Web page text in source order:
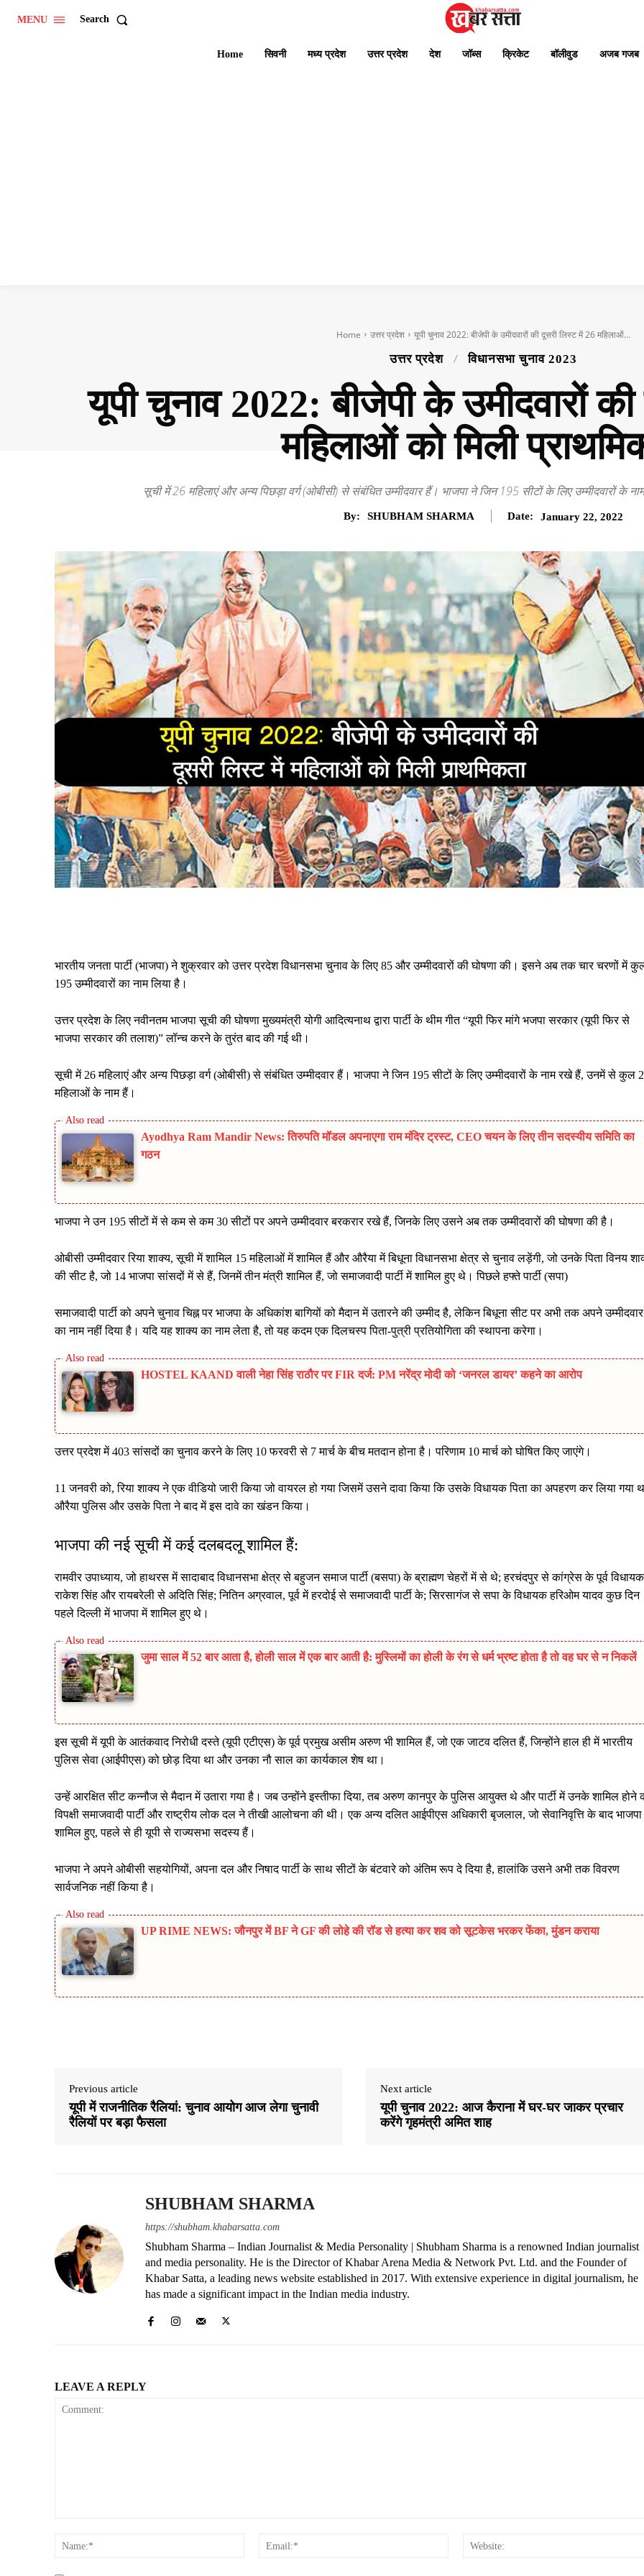
MENU Search
Home सिवनी मध्य प्रदेश उत्तर प्रदेश देश जॉब्स क्रिकेट बॉलीवुड अजब गजब
Home उत्तर प्रदेश यूपी चुनाव 2022: बीजेपी के उमीदवारों की दूसरी लिस्ट में 26 महिलाओं...
उत्तर प्रदेश विधानसभा चुनाव 2023
यूपी चुनाव 2022: बीजेपी के उमीदवारों
महिलाओं को मिली
सूची में 26 महिलाएं और अन्य पिछड़ा वर्ग (ओबीसी) से संबंधित उम्मीदवार हैं। भाजपा ने जिन 195 सीटों के लिए उम्मीदवारों
By: SHUBHAM SHARMA Date: January 22, 2022
भारतीय जनता पार्टी (भाजपा) ने शुक्रवार को उत्तर प्रदेश विधानसभा चुनाव के लिए 85 और उम्मीदवारों की घोषणा की। इसने अब तक चार चरणों में
195 उम्मीदवारों का नाम लिया है।
उत्तर प्रदेश के लिए नवीनतम भाजपा सूची की घोषणा मुख्यमंत्री योगी आदित्यनाथ द्वारा पार्टी के थीम गीत “यूपी फिर मांगे भजपा सरकार (यूपी फिर से
भाजपा सरकार की तलाश)” लॉन्च करने के तुरंत बाद की गई थी।
सूची में 26 महिलाएं और अन्य पिछड़ा वर्ग (ओबीसी) से संबंधित उम्मीदवार हैं। भाजपा ने जिन 195 सीटों के लिए उम्मीदवारों के नाम रखे हैं, उनमें से कुल
महिलाओं के नाम हैं।
Ayodhya Ram Mandir News: तिरुपति मॉडल अपनाएगा राम मंदिर ट्रस्ट, CEO चयन के लिए तीन सदस्यीय समिति का
गठन
भाजपा ने उन 195 सीटों में से कम से कम 30 सीटों पर अपने उम्मीदवार बरकरार रखे हैं, जिनके लिए उसने अब तक उम्मीदवारों की घोषणा की है।
ओबीसी उम्मीदवार रिया शाक्य, सूची में शामिल 15 महिलाओं में शामिल हैं और औरैया में बिधूना विधानसभा क्षेत्र से चुनाव लड़ेंगी, जो उनके पिता विनय
की सीट है, जो 14 भाजपा सांसदों में से हैं, जिनमें तीन मंत्री शामिल हैं, जो समाजवादी पार्टी में शामिल हुए थे। पिछले हफ्ते पार्टी (सपा)
समाजवादी पार्टी को अपने चुनाव चिह्न पर भाजपा के अधिकांश बागियों को मैदान में उतारने की उम्मीद है, लेकिन बिधूना सीट पर अभी तक अपने उम्मीदवार
का नाम नहीं दिया है। यदि यह शाक्य का नाम लेता है, तो यह कदम एक दिलचस्प पिता-पुत्री प्रतियोगिता की स्थापना करेगा।
HOSTEL KAAND वाली नेहा सिंह राठौर पर FIR दर्ज: PM नरेंद्र मोदी को ‘जनरल डायर’ कहने का आरोप
उत्तर प्रदेश में 403 सांसदों का चुनाव करने के लिए 10 फरवरी से 7 मार्च के बीच मतदान होना है। परिणाम 10 मार्च को घोषित किए जाएंगे।
11 जनवरी को, रिया शाक्य ने एक वीडियो जारी किया जो वायरल हो गया जिसमें उसने दावा किया कि उसके विधायक पिता का अपहरण कर लिया गया
औरैया पुलिस और उसके पिता ने बाद में इस दावे का खंडन किया।
भाजपा की नई सूची में कई दलबदलू शामिल हैं:
रामवीर उपाध्याय, जो हाथरस में सादाबाद विधानसभा क्षेत्र से बहुजन समाज पार्टी (बसपा) के ब्राह्मण चेहरों में से थे; हरचंदपुर से कांग्रेस के पूर्व विधायक
राकेश सिंह और रायबरेली से अदिति सिंह; नितिन अग्रवाल, पूर्व में हरदोई से समाजवादी पार्टी के; सिरसागंज से सपा के विधायक हरिओम यादव कुछ दिन
पहले दिल्ली में भाजपा में शामिल हुए थे।
जुमा साल में 52 बार आता है, होली साल में एक बार आती है: मुस्लिमों का होली के रंग से धर्म भ्रष्ट होता है तो वह घर से न निकलें
इस सूची में यूपी के आतंकवाद निरोधी दस्ते (यूपी एटीएस) के पूर्व प्रमुख असीम अरुण भी शामिल हैं, जो एक जाटव दलित हैं, जिन्होंने हाल ही में भारतीय
पुलिस सेवा (आईपीएस) को छोड़ दिया था और उनका नौ साल का कार्यकाल शेष था।
उन्हें आरक्षित सीट कन्नौज से मैदान में उतारा गया है। जब उन्होंने इस्तीफा दिया, तब अरुण कानपुर के पुलिस आयुक्त थे और पार्टी में उनके शामिल होने
विपक्षी समाजवादी पार्टी और राष्ट्रीय लोक दल ने तीखी आलोचना की थी। एक अन्य दलित आईपीएस अधिकारी बृजलाल, जो सेवानिवृत्ति के बाद
शामिल हुए, पहले से ही यूपी से राज्यसभा सदस्य हैं।
भाजपा ने अपने ओबीसी सहयोगियों, अपना दल और निषाद पार्टी के साथ सीटों के बंटवारे को अंतिम रूप दे दिया है, हालांकि उसने अभी तक विवरण
सार्वजनिक नहीं किया है।
UP RIME NEWS: जौनपुर में BF ने GF की लोहे की रॉड से हत्या कर शव को सूटकेस भरकर फेंका, मुंडन कराया
Previous article
यूपी में राजनीतिक रैलियां: चुनाव आयोग आज लेगा चुनावी
रैलियों पर बड़ा फैसला
Next article
यूपी चुनाव 2022: आज कैराना में घर-घर जाकर प्रचार
करेंगे गृहमंत्री अमित शाह
SHUBHAM SHARMA
https://shubham.khabarsatta.com
Shubham Sharma – Indian Journalist & Media Personality | Shubham Sharma is a renowned Indian journalist
and media personality. He is the Director of Khabar Arena Media & Network Pvt. Ltd. and the Founder of
Khabar Satta, a leading news website established in 2017. With extensive experience in digital journalism, he
has made a significant impact in the Indian media industry.
LEAVE A REPLY
Name:*
Email:*